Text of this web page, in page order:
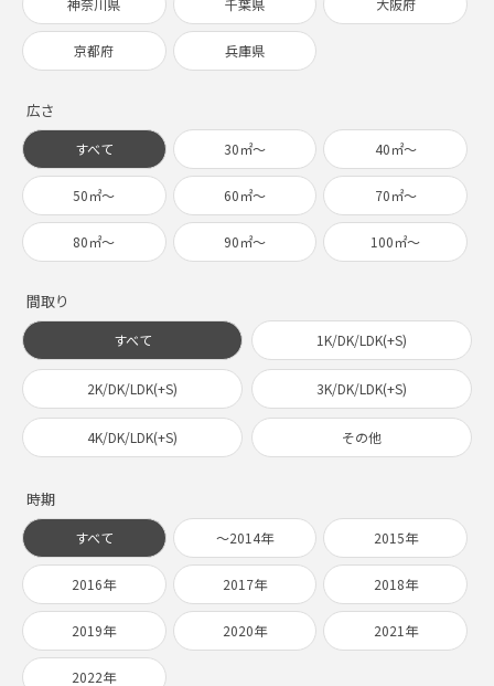
京都府 兵庫県
広さ
すべて 30㎡〜 40㎡〜
50㎡〜 60㎡〜 70㎡〜
80㎡〜 90㎡〜 100㎡〜
間取り
すべて 1K/DK/LDK(+S)
2K/DK/LDK(+S) 3K/DK/LDK(+S)
4K/DK/LDK(+S) その他
時期
すべて 〜2014年 2015年
2016年 2017年 2018年
2019年 2020年 2021年
2022年